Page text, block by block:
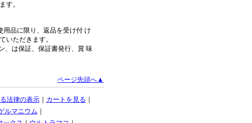
す。
用品に限り、返品を受け付 け
いただきます。
、は保証、保証書発行、賞 味
ページ先頭へ▲
法律の表示｜ カートを見る ｜
ルマニウム ｜